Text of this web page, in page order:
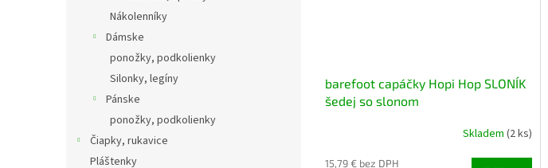
Nákolenníky
Dámske
ponožky, podkolienky
Silonky, legíny
Pánske
ponožky, podkolienky
Čiapky, rukavice
Pláštenky
barefoot capáčky Hopi Hop SLONÍK
šedej so slonom
Skladem (2 ks)
15,79 € bez DPH